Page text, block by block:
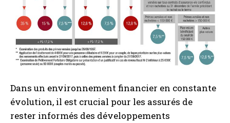
Dans un environnement financier en constante
évolution, il est crucial pour les assurés de
rester informés des développements